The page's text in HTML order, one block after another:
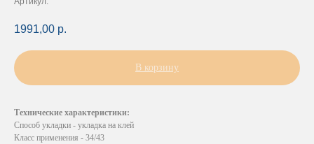
1991,00 р.
В корзину
Технические характеристики:
Способ укладки - укладка на клей
Класс применения - 34/43